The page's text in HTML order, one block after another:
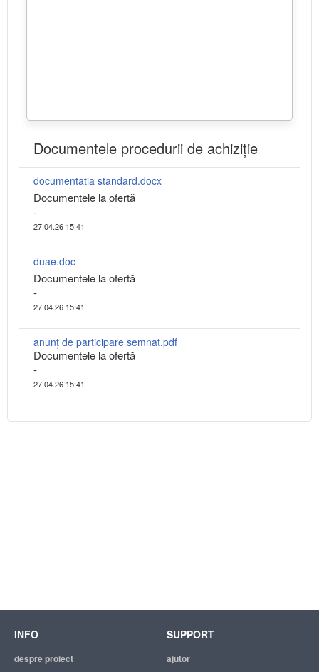
Documentele procedurii de achiziție
documentatia standard.docx
Documentele la ofertă
-
27.04.26 15:41
duae.doc
Documentele la ofertă
-
27.04.26 15:41
anunț de participare semnat.pdf
Documentele la ofertă
-
27.04.26 15:41
INFO
despre proiect
SUPPORT
ajutor